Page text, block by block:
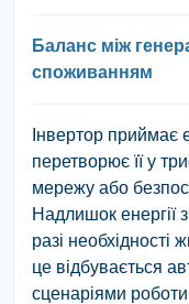
Баланс між
споживанням
Інвертор приймає
перетворює її у
мережу або
Надлишок енергії
разі необхідності
це відбувається
сценаріями